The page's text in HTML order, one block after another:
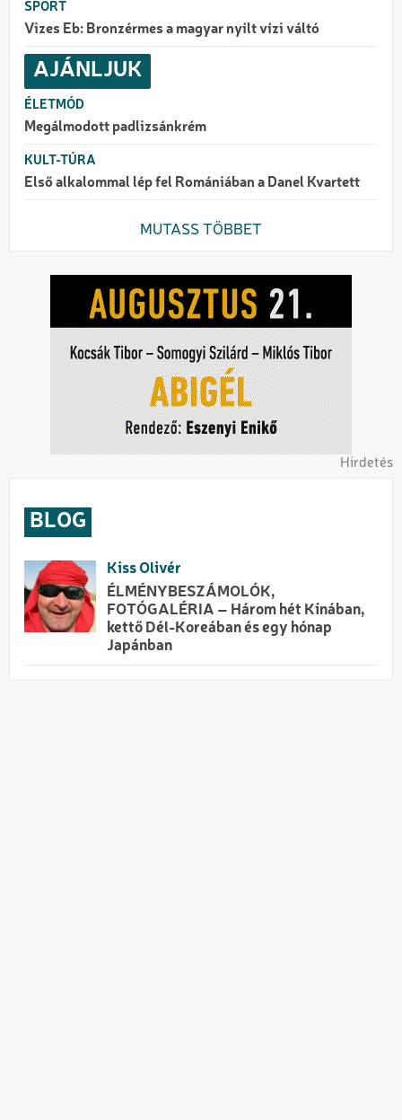
SPORT
Vizes Eb: Bronzérmes a magyar nyílt vízi váltó
AJÁNLJUK
ÉLETMÓD
Megálmodott padlizsánkrém
KULT-TÚRA
Első alkalommal lép fel Romániában a Danel Kvartett
MUTASS TÖBBET
Hirdetés
BLOG
Kiss Olivér
ÉLMÉNYBESZÁMOLÓK,
FOTÓGALÉRIA – Három hét Kínában,
kettő Dél-Koreában és egy hónap
Japánban